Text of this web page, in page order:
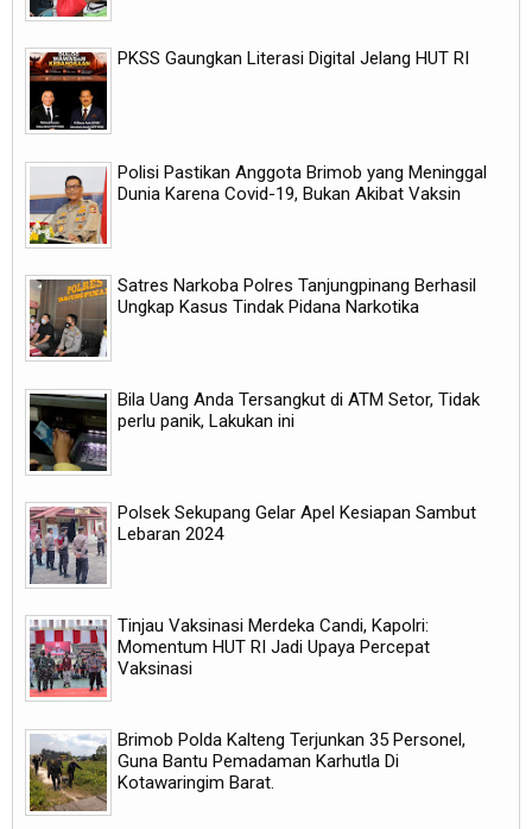
PKSS Gaungkan Literasi Digital Jelang HUT RI
Polisi Pastikan Anggota Brimob yang Meninggal
Dunia Karena Covid-19, Bukan Akibat Vaksin
Satres Narkoba Polres Tanjungpinang Berhasil
Ungkap Kasus Tindak Pidana Narkotika
Bila Uang Anda Tersangkut di ATM Setor, Tidak
perlu panik, Lakukan ini
Polsek Sekupang Gelar Apel Kesiapan Sambut
Lebaran 2024
Tinjau Vaksinasi Merdeka Candi, Kapolri:
Momentum HUT RI Jadi Upaya Percepat
Vaksinasi
Brimob Polda Kalteng Terjunkan 35 Personel,
Guna Bantu Pemadaman Karhutla Di
Kotawaringim Barat.